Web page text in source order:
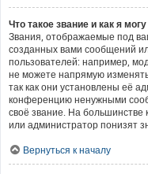
Что такое звание и как я
Звания, отображаемые под
созданных вами сообщений
пользователей: например,
не можете напрямую
так как они установлены её
конференцию ненужными
своё звание. На
или администратор понизят
Вернуться к началу